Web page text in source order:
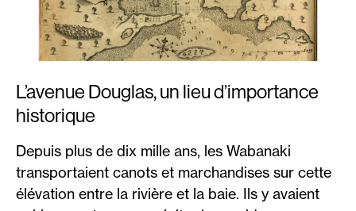
L’avenue Douglas, un lieu d’importance
historique
Depuis plus de dix mille ans, les Wabanaki
transportaient canots et marchandises sur cette
élévation entre la rivière et la baie. Ils y avaient